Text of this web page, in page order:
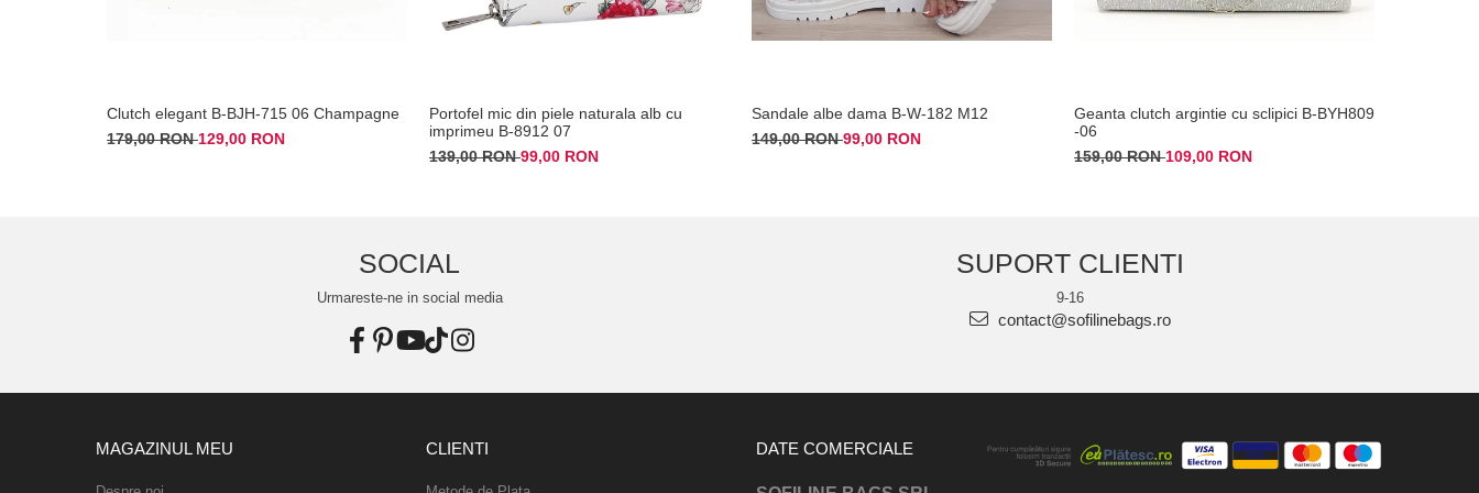
Clutch elegant B-BJH-715 06 Champagne
179,00 RON129,00 RON
Portofel mic din piele naturala alb cu
imprimeu B-8912 07
139,00 RON99,00 RON
Sandale albe dama B-W-182 M12
149,00 RON99,00 RON
Geanta clutch argintie cu sclipici B-BYH809
-06
159,00 RON109,00 RON
SOCIAL
Urmareste-ne in social media
SUPORT CLIENTI
9-16
contact@sofilinebags.ro
MAGAZINUL MEU CLIENTI DATE COMERCIALE